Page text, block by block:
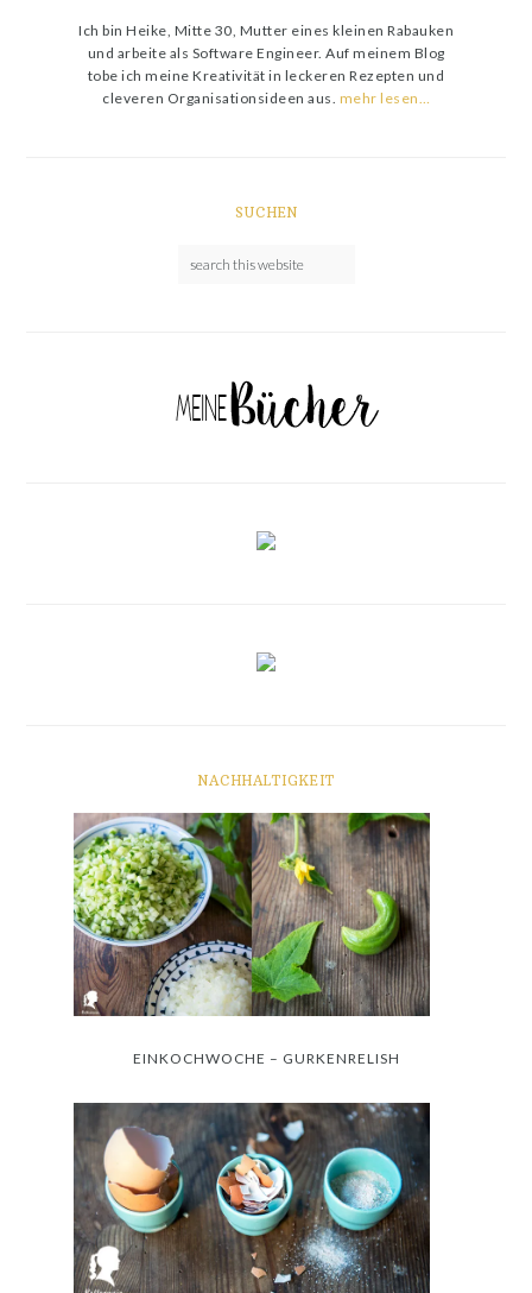
Ich bin Heike, Mitte 30, Mutter eines kleinen Rabauken
und arbeite als Software Engineer. Auf meinem Blog
tobe ich meine Kreativität in leckeren Rezepten und
cleveren Organisationsideen aus. mehr lesen…
SUCHEN
NACHHALTIGKEIT
EINKOCHWOCHE – GURKENRELISH